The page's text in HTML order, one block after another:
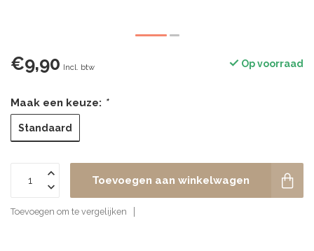
€9,90 Incl. btw Op voorraad
Maak een keuze: *
Standaard
Toevoegen aan winkelwagen
Toevoegen om te vergelijken